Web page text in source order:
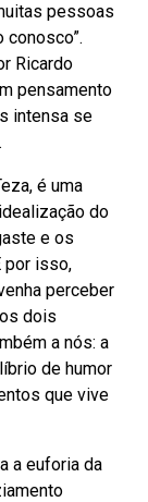
pessoas
Ricardo
pensamento
intensa se
é uma
do
e os
por isso,
perceber
dois
a nós: a
de humor
que vive
a euforia da